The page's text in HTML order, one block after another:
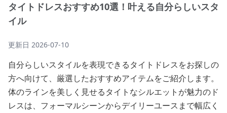
タイトドレスおすすめ10選！叶える自分らしいスタ
イル
更新日 2026-07-10
自分らしいスタイルを表現できるタイトドレスをお探しの
方へ向けて、厳選したおすすめアイテムをご紹介します。
体のラインを美しく見せるタイトなシルエットが魅力のド
レスは、フォーマルシーンからデイリーユースまで幅広く